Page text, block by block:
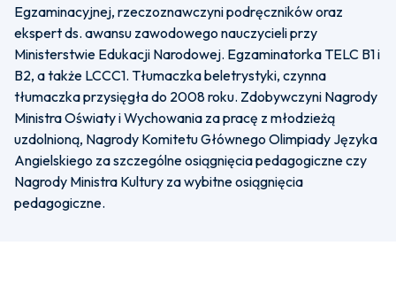
Egzaminacyjnej, rzeczoznawczyni podręczników oraz
ekspert ds. awansu zawodowego nauczycieli przy
Ministerstwie Edukacji Narodowej. Egzaminatorka TELC B1 i
B2, a także LCCC1. Tłumaczka beletrystyki, czynna
tłumaczka przysięgła do 2008 roku. Zdobywczyni Nagrody
Ministra Oświaty i Wychowania za pracę z młodzieżą
uzdolnioną, Nagrody Komitetu Głównego Olimpiady Języka
Angielskiego za szczególne osiągnięcia pedagogiczne czy
Nagrody Ministra Kultury za wybitne osiągnięcia
pedagogiczne.